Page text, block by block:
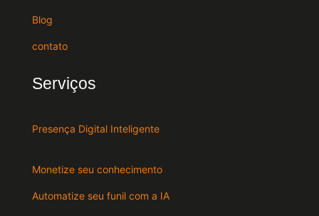
Blog
contato
Serviços
Presença Digital Inteligente
Monetize seu conhecimento
Automatize seu funil com a IA